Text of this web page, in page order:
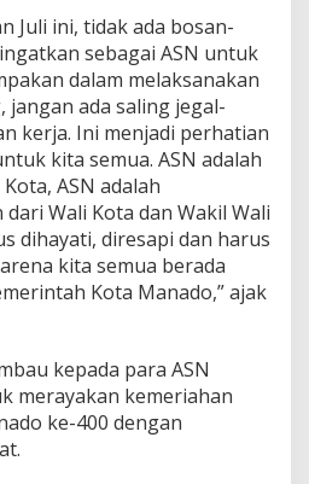
Juli ini, tidak ada bosan-
sebagai ASN untuk
dalam melaksanakan
jangan ada saling jegal-
kerja. Ini menjadi perhatian
kita semua. ASN adalah
ASN adalah
Wali Kota dan Wakil Wali
dihayati, diresapi dan harus
kita semua berada
Kota Manado,” ajak
kepada para ASN
merayakan kemeriahan
ke-400 dengan